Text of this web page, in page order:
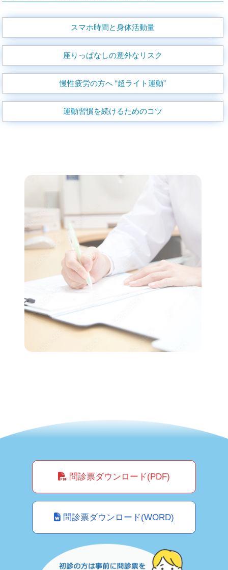
スマホ時間と身体活動量
座りっぱなしの意外なリスク
慢性疲労の方へ “超ライト運動”
運動習慣を続けるためのコツ
問診票ダウンロード(PDF)
問診票ダウンロード(WORD)